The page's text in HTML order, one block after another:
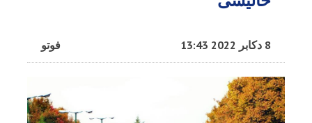
فوتو 8 دکابر 2022 13:43